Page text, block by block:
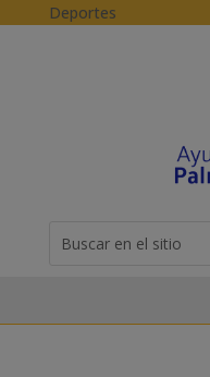
Skip to content
Deportes
for...